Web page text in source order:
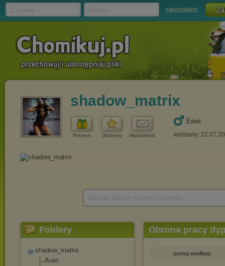
zapomniałem
shadow_matrix
Prezent Ulubiony Wiadomość
Edek
widziany:
Foldery
shadow_matrix
Auto
Obrona pracy
sortuj według: